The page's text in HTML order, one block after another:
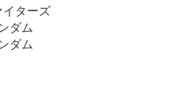
イターズ
ダム
ダム